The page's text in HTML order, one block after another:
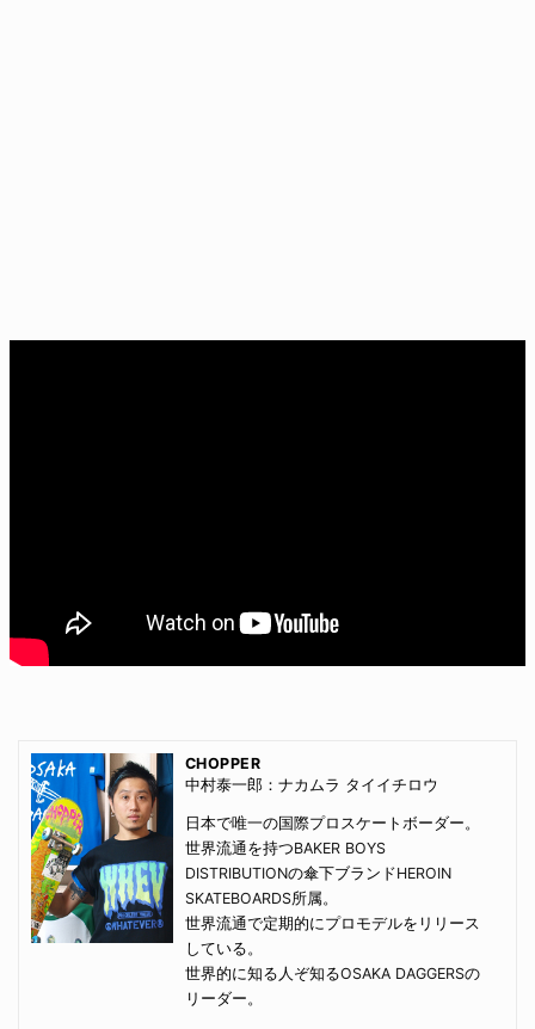
CHOPPER
中村泰一郎：ナカムラ タイイチロウ
日本で唯一の国際プロスケートボーダー。
世界流通を持つBAKER BOYS
DISTRIBUTIONの傘下ブランドHEROIN
SKATEBOARDS所属。
世界流通で定期的にプロモデルをリリース
している。
世界的に知る人ぞ知るOSAKA DAGGERSの
リーダー。